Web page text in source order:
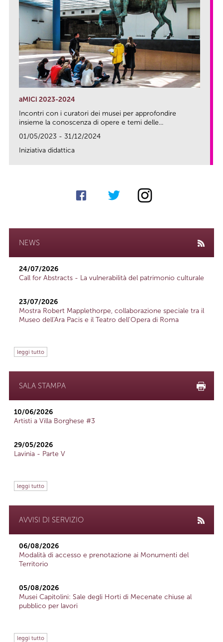
aMICi 2023-2024
Incontri con i curatori dei musei per approfondire
insieme la conoscenza di opere e temi delle...
01/05/2023 - 31/12/2024
Iniziativa didattica
NEWS
24/07/2026
Call for Abstracts - La vulnerabilità del patrimonio culturale
23/07/2026
Mostra Robert Mapplethorpe, collaborazione speciale tra il
Museo dell'Ara Pacis e il Teatro dell'Opera di Roma
leggi tutto
SALA STAMPA
10/06/2026
Artisti a Villa Borghese #3
29/05/2026
Lavinia - Parte V
leggi tutto
AVVISI DI SERVIZIO
06/08/2026
Modalità di accesso e prenotazione ai Monumenti del
Territorio
05/08/2026
Musei Capitolini: Sale degli Horti di Mecenate chiuse al
pubblico per lavori
leggi tutto